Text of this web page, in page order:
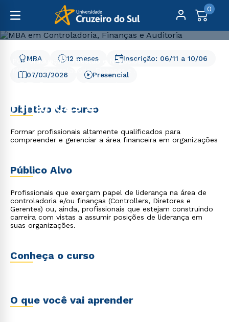
0
Pós-Graduação
Gestão e Negócios
MBA em Controladoria, Finanças e Auditoria
Finanças e Auditoria
07/03/2026
12 meses
MBA
Presencial
Inscrição: 06/11 a 10/06
Objetivo do curso
Formar profissionais altamente qualificados para
compreender e gerenciar a área financeira em organizações
Público Alvo
Profissionais que exerçam papel de liderança na área de
controladoria e/ou finanças (Controllers, Diretores e
Gerentes) ou, ainda, profissionais que estejam construindo
carreira com vistas a assumir posições de liderança em
suas organizações.
Conheça o curso
O que você vai aprender